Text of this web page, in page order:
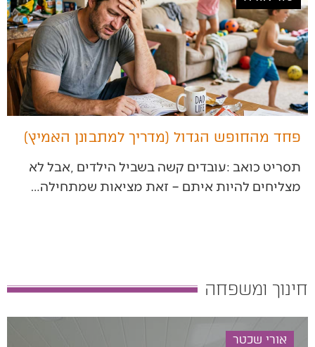
פחד מהחופש הגדול (מדריך למתבונן האמיץ)
‬מצליחים‭ ‬להיות‭ ‬איתם‭ – ‬זאת‭ ‬מציאות‭ ‬שמתחילה‭…
חינוך ומשפחה
אורי שכטר